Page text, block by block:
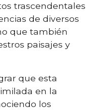
trascendentales
de diversos
que también
paisajes y
que esta
en la
los